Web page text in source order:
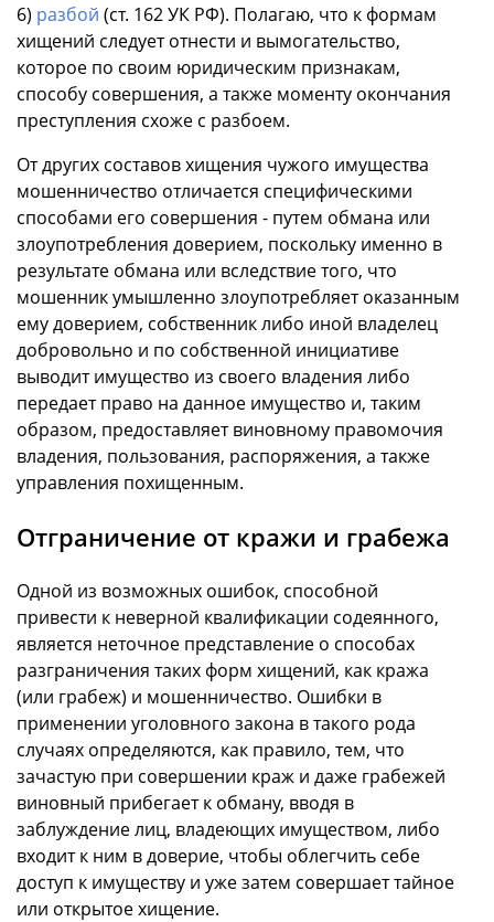
6) разбой (ст. 162 УК РФ). Полагаю, что к формам
хищений следует отнести и вымогательство,
которое по своим юридическим признакам,
способу совершения, а также моменту окончания
преступления схоже с разбоем.
От других составов хищения чужого имущества
мошенничество отличается специфическими
способами его совершения - путем обмана или
злоупотребления доверием, поскольку именно в
результате обмана или вследствие того, что
мошенник умышленно злоупотребляет оказанным
ему доверием, собственник либо иной владелец
добровольно и по собственной инициативе
выводит имущество из своего владения либо
передает право на данное имущество и, таким
образом, предоставляет виновному правомочия
владения, пользования, распоряжения, а также
управления похищенным.
Отграничение от кражи и грабежа
Одной из возможных ошибок, способной
привести к неверной квалификации содеянного,
является неточное представление о способах
разграничения таких форм хищений, как кража
(или грабеж) и мошенничество. Ошибки в
применении уголовного закона в такого рода
случаях определяются, как правило, тем, что
зачастую при совершении краж и даже грабежей
виновный прибегает к обману, вводя в
заблуждение лиц, владеющих имуществом, либо
входит к ним в доверие, чтобы облегчить себе
доступ к имуществу и уже затем совершает тайное
или открытое хищение.